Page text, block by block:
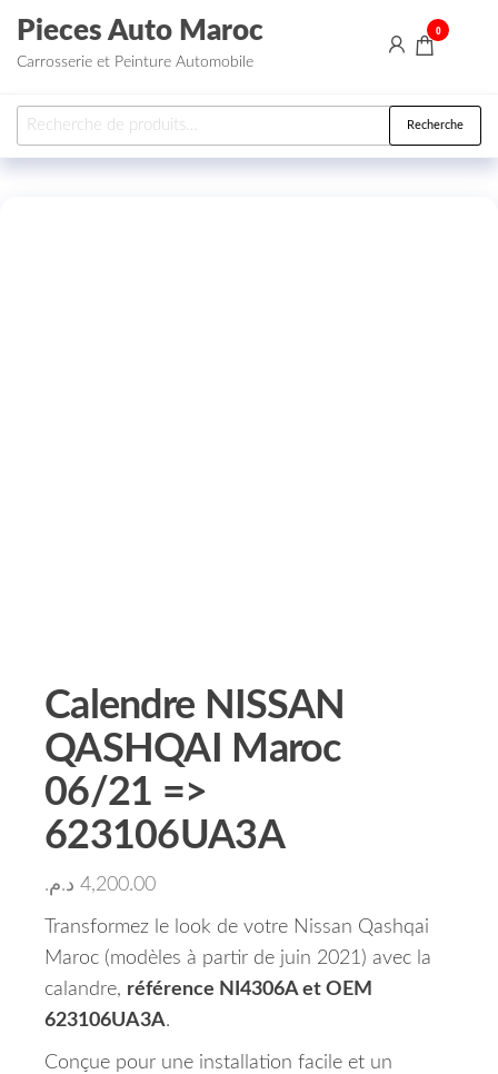
Aller au contenu
Pieces Auto Maroc
Carrosserie et Peinture Automobile
0
Recherche pour : Recherche
Calendre NISSAN
QASHQAI Maroc
06/21 =>
623106UA3A
4,200.00 د.م.
Transformez le look de votre Nissan Qashqai
Maroc (modèles à partir de juin 2021) avec la
calandre, référence NI4306A et OEM
623106UA3A.
Conçue pour une installation facile et un